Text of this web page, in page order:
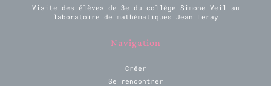
Visite des élèves de 3e du collège Simone Veil au
laboratoire de mathématiques Jean Leray
Navigation
Créer
Se rencontrer